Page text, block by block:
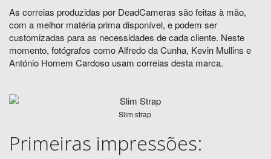
As correias produzidas por DeadCameras são feitas à mão,
com a melhor matéria prima disponível, e podem ser
customizadas para as necessidades de cada cliente. Neste
momento, fotógrafos como Alfredo da Cunha, Kevin Mullins e
António Homem Cardoso usam correias desta marca.
Slim strap
Primeiras impressões: